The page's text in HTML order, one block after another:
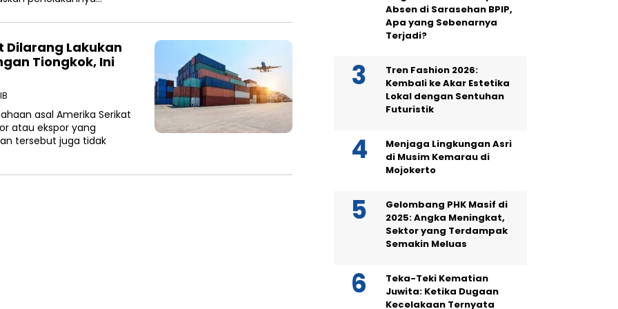
Dilarang Lakukan
Tiongkok, Ini
asal Amerika Serikat
atau ekspor yang
tersebut juga tidak
Absen di Sarasehan BPIP,
Apa yang Sebenarnya
Terjadi?
Tren Fashion 2026:
Kembali ke Akar Estetika
Lokal dengan Sentuhan
Futuristik
Menjaga Lingkungan Asri
di Musim Kemarau di
Mojokerto
Gelombang PHK Masif di
2025: Angka Meningkat,
Sektor yang Terdampak
Semakin Meluas
Teka-Teki Kematian
Juwita: Ketika Dugaan
Kecelakaan Ternyata